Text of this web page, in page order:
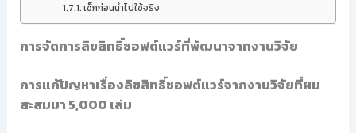
เช็กก่อนนำไปใช้จริง
การจัดการลิขสิทธิ์ซอฟต์แวร์ที่พัฒนาจากงานวิจัย
การแก้ปัญหาเรื่องลิขสิทธิ์ซอฟต์แวร์จากงานวิจัยที่ผม
สะสมมา 5,000 เล่ม